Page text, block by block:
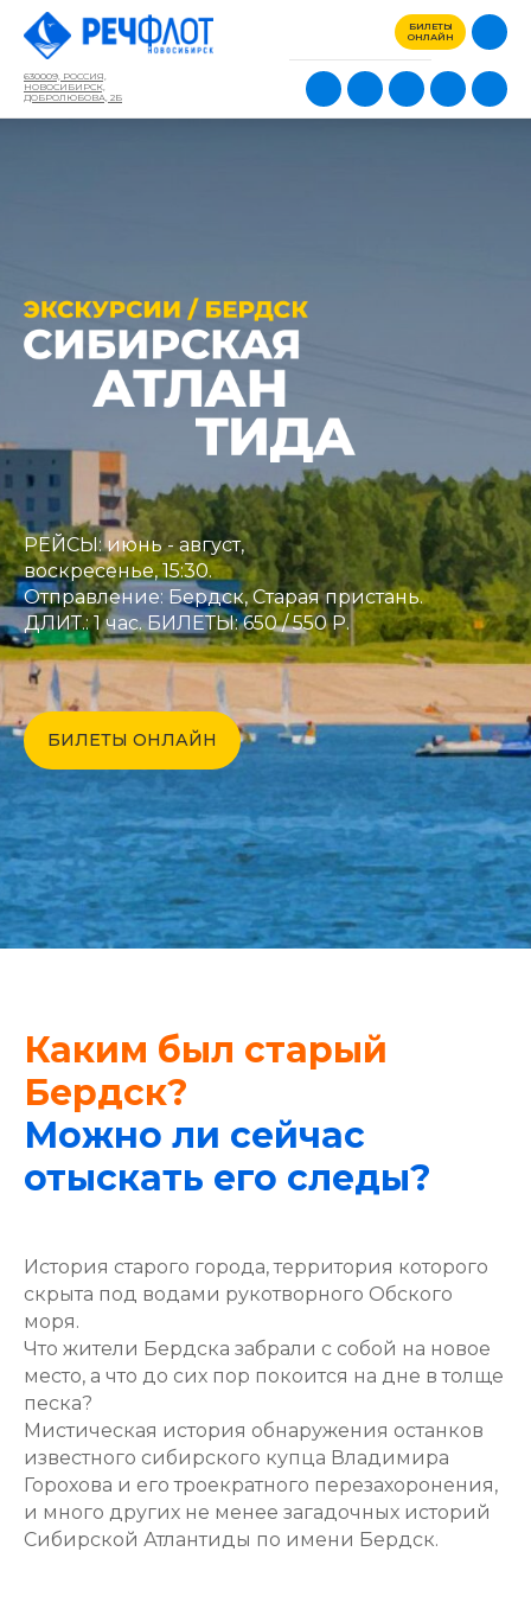
630009, РОССИЯ,
НОВОСИБИРСК,
ДОБРОЛЮБОВА, 2Б
БИЛЕТЫ
ОНЛАЙН
РЕЙСЫ: июнь - август,
воскресенье, 15:30.
Отправление: Бердск, Старая пристань.
ДЛИТ.: 1 час. БИЛЕТЫ: 650 / 550 Р.
БИЛЕТЫ ОНЛАЙН
​Каким был старый
Бердск?
Можно ли сейчас
отыскать его следы?
История старого города, территория которого
скрыта под водами рукотворного Обского
моря.
Что жители Бердска забрали с собой на новое
место, а что до сих пор покоится на дне в толще
песка?
Мистическая история обнаружения останков
известного сибирского купца Владимира
Горохова и его троекратного перезахоронения,
и много других не менее загадочных историй
Сибирской Атлантиды по имени Бердск.